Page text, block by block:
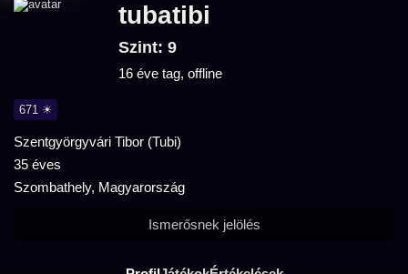
tubatibi
Szint: 9
16 éve tag, offline
671 ☀
Szentgyörgyvári Tibor (Tubi)
35 éves
Szombathely, Magyarország
Ismerősnek jelölés